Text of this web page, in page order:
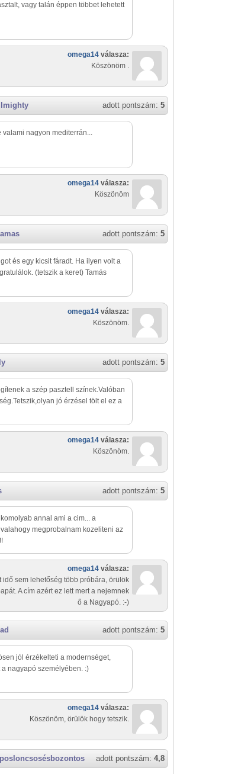
vagy talán éppen többet lehetett
omega14 válasza:
Köszönöm .
adott pontszám: 5
nagyon mediterrán...
omega14 válasza:
Köszönöm
adott pontszám: 5
és egy kicsit fáradt. Ha ilyen volt a
(tetszik a keret) Tamás
omega14 válasza:
Köszönöm.
adott pontszám: 5
a szép pasztell színek.Valóban
jó érzésel tölt el ez a
omega14 válasza:
Köszönöm.
adott pontszám: 5
annal ami a cim... a
megprobalnam kozeliteni az
omega14 válasza:
idő sem lehetőség több próbára, örülök
A cím azért ez lett mert a nejemnek
ő a Nagyapó. :-)
adott pontszám: 5
jól érzékelteti a modernséget,
nagyapó személyében. :)
omega14 válasza:
Köszönöm, örülök hogy tetszik.
adott pontszám: 4,8